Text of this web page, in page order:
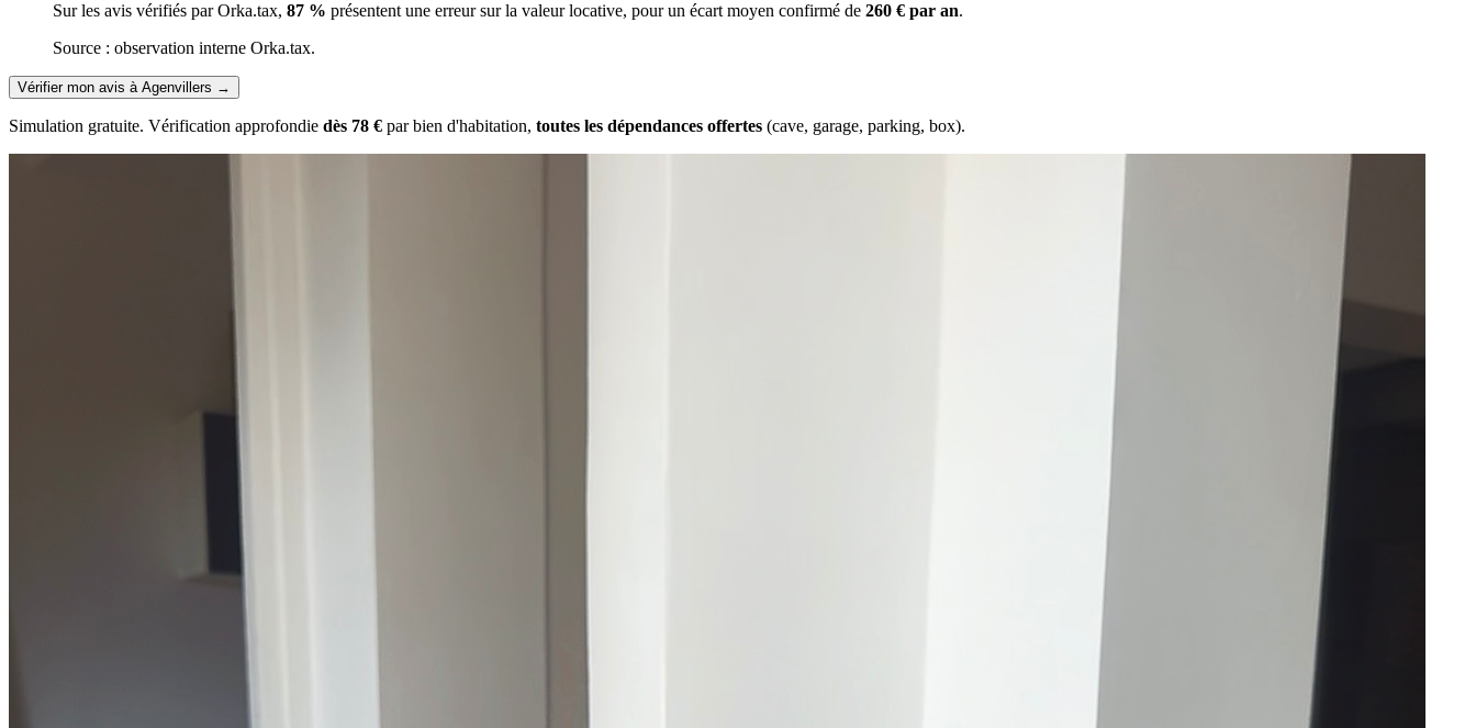
Sur les avis vérifiés par Orka.tax, 87 % présentent une erreur sur la valeur locative, pour un écart moyen confirmé de 260 € par an.
Source : observation interne Orka.tax.
Vérifier mon avis à Agenvillers →
Simulation gratuite. Vérification approfondie dès 78 € par bien d'habitation, toutes les dépendances offertes (cave, garage, parking, box).